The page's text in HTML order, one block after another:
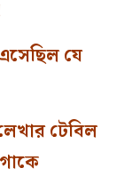
যে
টেবিল